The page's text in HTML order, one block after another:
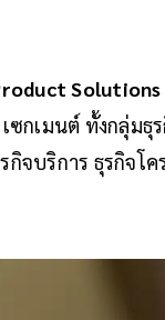
Solutions
กเมนต์ ทั้งกลุ่มธุ
จบริการ ธุรกิจโ